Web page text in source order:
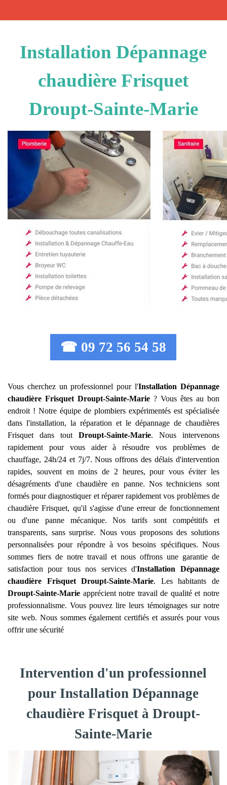
Installation Dépannage
chaudière Frisquet
Droupt-Sainte-Marie
☎ 09 72 56 54 58
Vous cherchez un professionnel pour l'Installation Dépannage
chaudière Frisquet Droupt-Sainte-Marie? Vous êtes au bon
endroit ! Notre équipe de plombiers expérimentés est spécialisée
dans l'installation, la réparation et le dépannage de chaudières
Frisquet dans tout Droupt-Sainte-Marie. Nous intervenons
rapidement pour vous aider à résoudre vos problèmes de
chauffage, 24h/24 et 7j/7. Nous offrons des délais d'intervention
rapides, souvent en moins de 2 heures, pour vous éviter les
désagréments d'une chaudière en panne. Nos techniciens sont
formés pour diagnostiquer et réparer rapidement vos problèmes de
chaudière Frisquet, qu'il s'agisse d'une erreur de fonctionnement
ou d'une panne mécanique. Nos tarifs sont compétitifs et
transparents, sans surprise. Nous vous proposons des solutions
personnalisées pour répondre à vos besoins spécifiques. Nous
sommes fiers de notre travail et nous offrons une garantie de
satisfaction pour tous nos services d'Installation Dépannage
chaudière Frisquet
Droupt-Sainte-Marie. Les habitants de
Droupt-Sainte-Marie apprécient notre travail de qualité et notre
professionnalisme. Vous pouvez lire leurs témoignages sur notre
site web. Nous sommes également certifiés et assurés pour vous
offrir une sécurité
Intervention d'un professionnel
pour Installation Dépannage
chaudière Frisquet à Droupt-
Sainte-Marie